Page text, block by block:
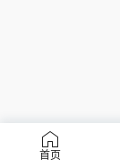
首页